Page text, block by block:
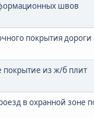
швов
покрытия дороги
из ж/б плит
в охранной зоне